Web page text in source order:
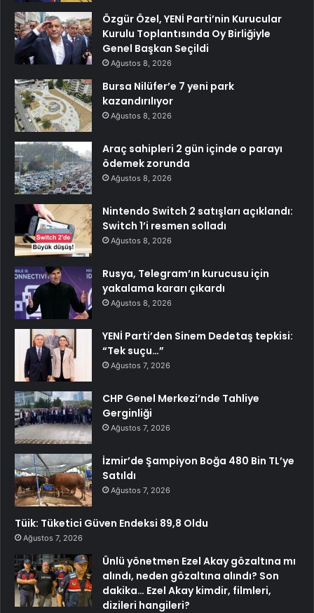
Özgür Özel, YENİ Parti’nin Kurucular
Kurulu Toplantısında Oy Birliğiyle
Genel Başkan Seçildi
Ağustos 8, 2026
Bursa Nilüfer’e 7 yeni park
kazandırılıyor
Ağustos 8, 2026
Araç sahipleri 2 gün içinde o parayı
ödemek zorunda
Ağustos 8, 2026
Nintendo Switch 2 satışları açıklandı:
Switch 1’i resmen solladı
Ağustos 8, 2026
Rusya, Telegram’ın kurucusu için
yakalama kararı çıkardı
Ağustos 8, 2026
YENİ Parti’den Sinem Dedetaş tepkisi:
“Tek suçu…”
Ağustos 7, 2026
CHP Genel Merkezi’nde Tahliye
Gerginliği
Ağustos 7, 2026
İzmir’de Şampiyon Boğa 480 Bin TL’ye
Satıldı
Ağustos 7, 2026
Tüik: Tüketici Güven Endeksi 89,8 Oldu
Ağustos 7, 2026
Ünlü yönetmen Ezel Akay gözaltına mı
alındı, neden gözaltına alındı? Son
dakika… Ezel Akay kimdir, filmleri,
dizileri hangileri?